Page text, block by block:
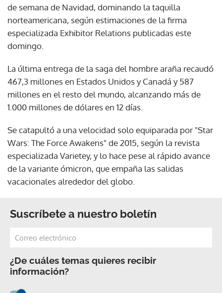
de semana de Navidad, dominando la taquilla
norteamericana, según estimaciones de la firma
especializada Exhibitor Relations publicadas este
domingo.
La última entrega de la saga del hombre araña recaudó
467,3 millones en Estados Unidos y Canadá y 587
millones en el resto del mundo, alcanzando más de
1.000 millones de dólares en 12 días.
Se catapultó a una velocidad solo equiparada por "Star
Wars: The Force Awakens" de 2015, según la revista
especializada Varietey, y lo hace pese al rápido avance
de la variante ómicron, que empaña las salidas
vacacionales alrededor del globo.
Suscríbete a nuestro boletín
¿De cuáles temas quieres recibir
información?